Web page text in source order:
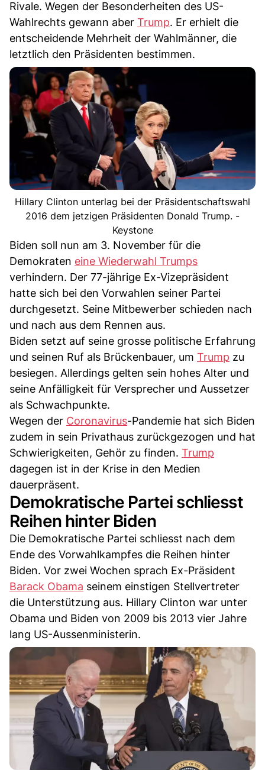
Rivale. Wegen der Besonderheiten des US-
Wahlrechts gewann aber Trump. Er erhielt die
entscheidende Mehrheit der Wahlmänner, die
letztlich den Präsidenten bestimmen.
Hillary Clinton unterlag bei der Präsidentschaftswahl
2016 dem jetzigen Präsidenten Donald Trump. -
Keystone
Biden soll nun am 3. November für die
Demokraten eine Wiederwahl Trumps
verhindern. Der 77-jährige Ex-Vizepräsident
hatte sich bei den Vorwahlen seiner Partei
durchgesetzt. Seine Mitbewerber schieden nach
und nach aus dem Rennen aus.
Biden setzt auf seine grosse politische Erfahrung
und seinen Ruf als Brückenbauer, um Trump zu
besiegen. Allerdings gelten sein hohes Alter und
seine Anfälligkeit für Versprecher und Aussetzer
als Schwachpunkte.
Wegen der Coronavirus-Pandemie hat sich Biden
zudem in sein Privathaus zurückgezogen und hat
Schwierigkeiten, Gehör zu finden. Trump
dagegen ist in der Krise in den Medien
dauerpräsent.
Demokratische Partei schliesst
Reihen hinter Biden
Die Demokratische Partei schliesst nach dem
Ende des Vorwahlkampfes die Reihen hinter
Biden. Vor zwei Wochen sprach Ex-Präsident
Barack Obama seinem einstigen Stellvertreter
die Unterstützung aus. Hillary Clinton war unter
Obama und Biden von 2009 bis 2013 vier Jahre
lang US-Aussenministerin.